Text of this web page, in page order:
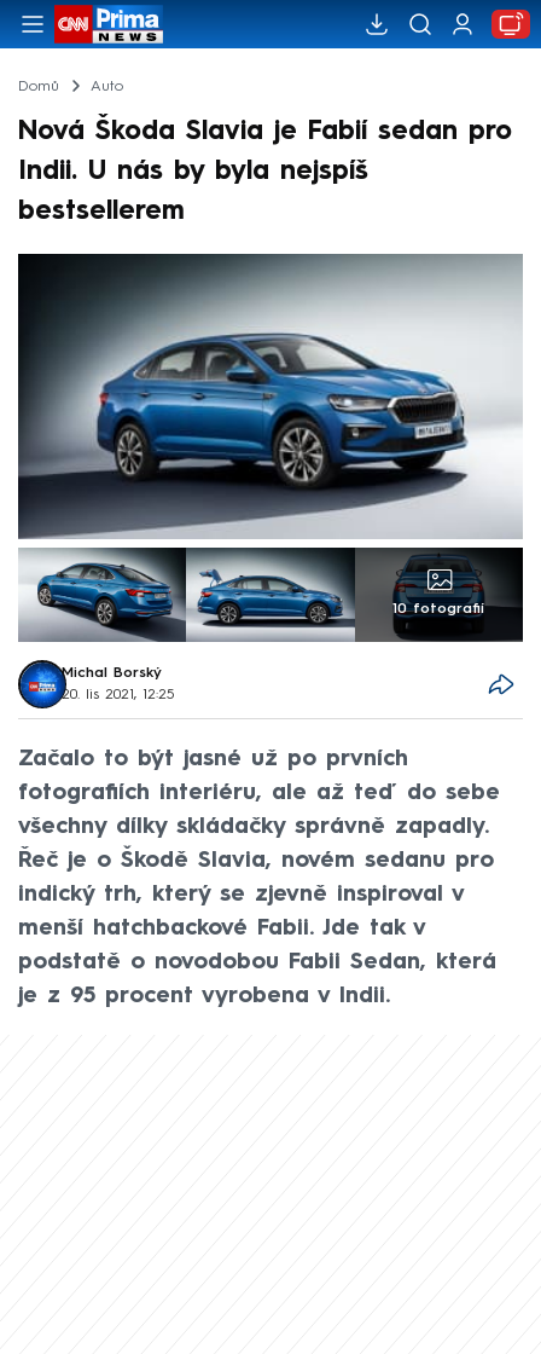
Domů Auto
Nová Škoda Slavia je Fabií sedan pro
Indii. U nás by byla nejspíš
bestsellerem
10 fotografií
Michal Borský
20. lis 2021, 12:25
Začalo to být jasné už po prvních
fotografiích interiéru, ale až teď do sebe
všechny dílky skládačky správně zapadly.
Řeč je o Škodě Slavia, novém sedanu pro
indický trh, který se zjevně inspiroval v
menší hatchbackové Fabii. Jde tak v
podstatě o novodobou Fabii Sedan, která
je z 95 procent vyrobena v Indii.